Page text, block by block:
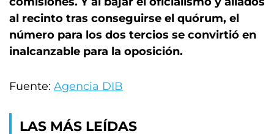
al recinto tras conseguirse el quórum, el
número para los dos tercios se convirtió en
inalcanzable para la oposición.
Fuente: Agencia DIB
LAS MÁS LEÍDAS